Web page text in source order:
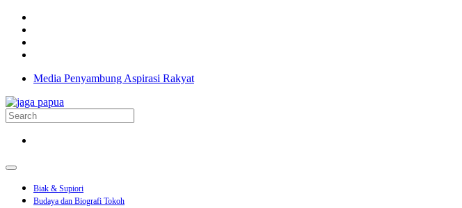
Media Penyambung Aspirasi Rakyat
Biak & Supiori
Budaya dan Biografi Tokoh